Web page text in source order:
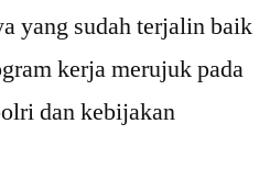
yang sudah terjalin baik
kerja merujuk pada
dan kebijakan